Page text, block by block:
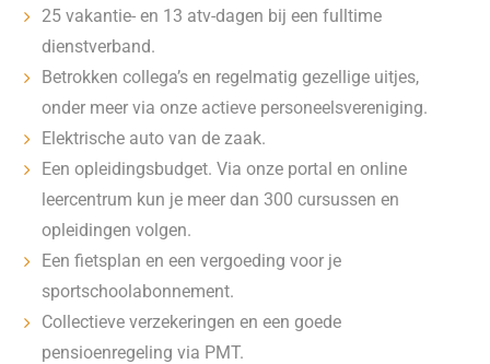
25 vakantie- en 13 atv-dagen bij een fulltime
dienstverband.
Betrokken collega’s en regelmatig gezellige uitjes,
onder meer via onze actieve personeelsvereniging.
Elektrische auto van de zaak.
Een opleidingsbudget. Via onze portal en online
leercentrum kun je meer dan 300 cursussen en
opleidingen volgen.
Een fietsplan en een vergoeding voor je
sportschoolabonnement.
Collectieve verzekeringen en een goede
pensioenregeling via PMT.